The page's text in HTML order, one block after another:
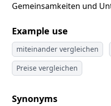
Gemeinsamkeiten und
Example use
miteinander vergleichen
Preise vergleichen
Synonyms